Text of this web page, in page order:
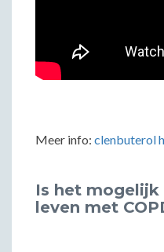
Meer info: clenbuterol
Is het
leven met